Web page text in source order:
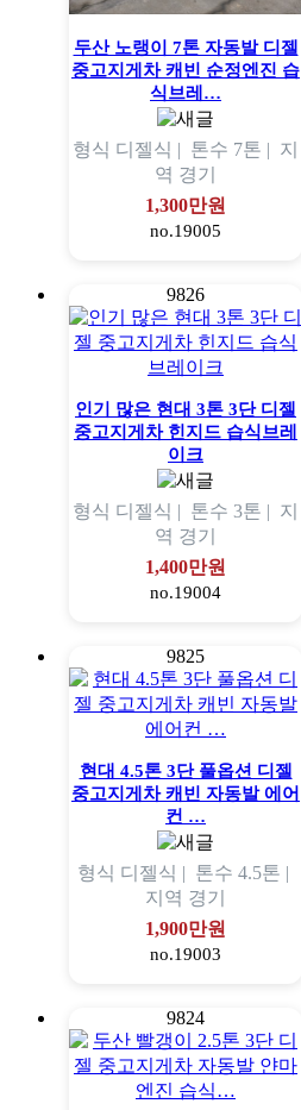
두산 노랭이 7톤 자동발 디젤
중고지게차 캐빈 순정엔진 습
식브레…
형식 디젤식 | 톤수 7톤 | 지
역 경기
1,300만원
no.19005
9826
인기 많은 현대 3톤 3단 디젤
중고지게차 힌지드 습식브레
이크
형식 디젤식 | 톤수 3톤 | 지
역 경기
1,400만원
no.19004
9825
현대 4.5톤 3단 풀옵션 디젤
중고지게차 캐빈 자동발 에어
컨 …
형식 디젤식 | 톤수 4.5톤 |
지역 경기
1,900만원
no.19003
9824